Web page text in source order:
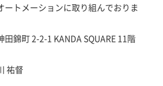
ートメーションに取り組んでおりま
錦町 2-2-1 KANDA SQUARE 11階
祐督